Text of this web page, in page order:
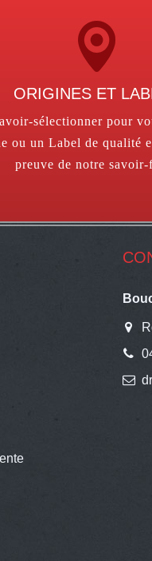
ORIGINES ET
sélectionner pour
ou un Label de qualité
preuve de notre savoir-